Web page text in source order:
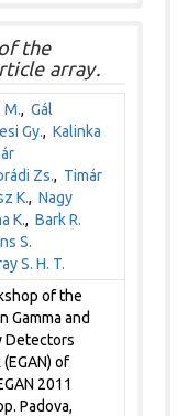
the
array.
M.,Gál
Gy.,Kalinka
Zs., Timár
K.,Nagy
K.,Bark R.
S.
S. H. T.
of the
Gamma and
Detectors
of
2011
Padova,